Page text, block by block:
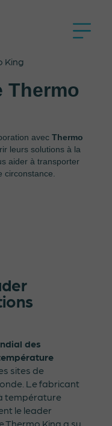
King
Thermo
avec Thermo
leurs solutions à la
aider à transporter
circonstance.
des
sites de
Le fabricant
température
le leader
Thermo King a su